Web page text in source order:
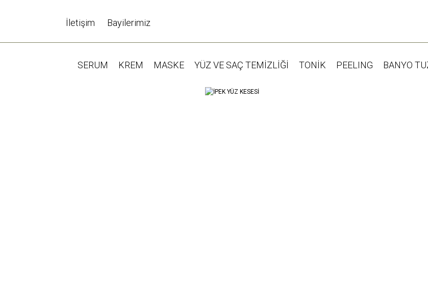
İletişim Bayilerimiz
SERUM KREM MASKE YÜZ VE SAÇ TEMİZLİĞİ TONİK PEELING BANYO